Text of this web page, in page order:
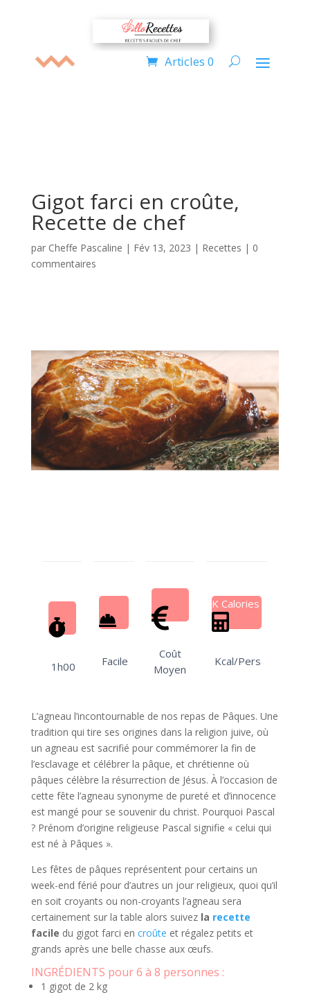
Articles 0
Gigot farci en croûte,
Recette de chef
par Cheffe Pascaline | Fév 13, 2023 | Recettes | 0
commentaires
1h00 Facile
Coût
Moyen
K Calories
Kcal/Pers
L’agneau l’incontournable de nos repas de Pâques. Une
tradition qui tire ses origines dans la religion juive, où
un agneau est sacrifié pour commémorer la fin de
l’esclavage et célébrer la pâque, et chrétienne où
pâques célèbre la résurrection de Jésus. À l’occasion de
cette fête l’agneau synonyme de pureté et d’innocence
est mangé pour se souvenir du christ. Pourquoi Pascal
? Prénom d’origine religieuse Pascal signifie « celui qui
est né à Pâques ».
Les fêtes de pâques représentent pour certains un
week-end férié pour d’autres un jour religieux, quoi qu’il
en soit croyants ou non-croyants l’agneau sera
certainement sur la table alors suivez la recette
facile du gigot farci en croûte et régalez petits et
grands après une belle chasse aux œufs.
INGRÉDIENTS pour 6 à 8 personnes :
1 gigot de 2 kg